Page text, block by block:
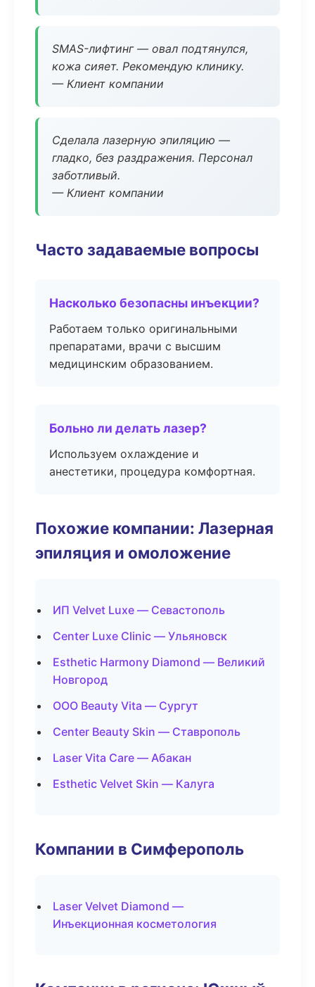
SMAS-лифтинг — овал подтянулся,
кожа сияет. Рекомендую клинику.
— Клиент компании
Сделала лазерную эпиляцию —
гладко, без раздражения. Персонал
заботливый.
— Клиент компании
Часто задаваемые вопросы
Насколько безопасны инъекции?
Работаем только оригинальными
препаратами, врачи с высшим
медицинским образованием.
Больно ли делать лазер?
Используем охлаждение и
анестетики, процедура комфортная.
Похожие компании: Лазерная
эпиляция и омоложение
ИП Velvet Luxe — Севастополь
Center Luxe Clinic — Ульяновск
Esthetic Harmony Diamond — Великий
Новгород
ООО Beauty Vita — Сургут
Center Beauty Skin — Ставрополь
Laser Vita Care — Абакан
Esthetic Velvet Skin — Калуга
Компании в Симферополь
Laser Velvet Diamond —
Инъекционная косметология